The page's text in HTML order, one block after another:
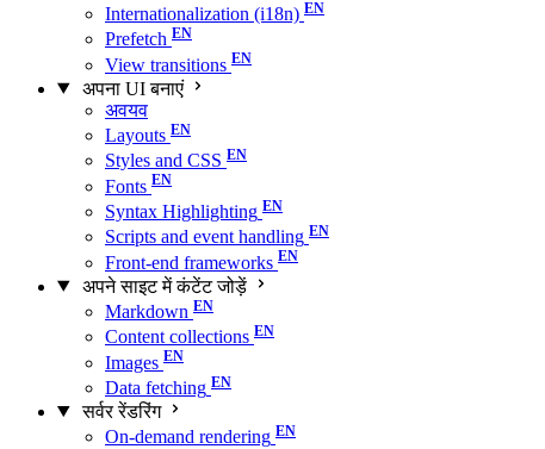
Internationalization (i18n)
Prefetch
View transitions
अपना UI बनाएं
अवयव
Layouts
Styles and CSS
Fonts
Syntax Highlighting
Scripts and event handling
Front-end frameworks
अपने साइट में कंटेंट जोड़ें
Markdown
Content collections
Images
Data fetching
सर्वर रेंडरिंग
On-demand rendering